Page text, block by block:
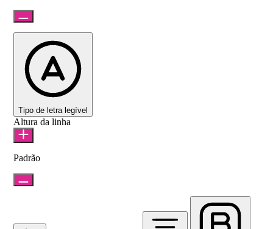
Tipo de letra legível
Altura da linha
Padrão